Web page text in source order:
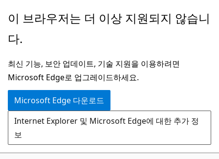
주
콘
츠
로
건
너
뛰
기
이 브라우저는 더 이상 지원되지 않습니
다.
최신 기능, 보안 업데이트, 기술 지원을 이용하려면
Microsoft Edge로 업그레이드하세요.
Microsoft Edge 다운로드
Internet Explorer 및 Microsoft Edge에 대한 추가 정
보